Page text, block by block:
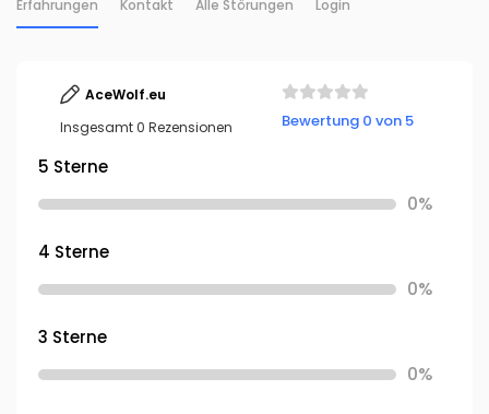
Erfahrungen Kontakt Alle Störungen Login
AceWolf.eu
Insgesamt 0 Rezensionen
Bewertung 0 von 5
5 Sterne
0%
4 Sterne
0%
3 Sterne
0%